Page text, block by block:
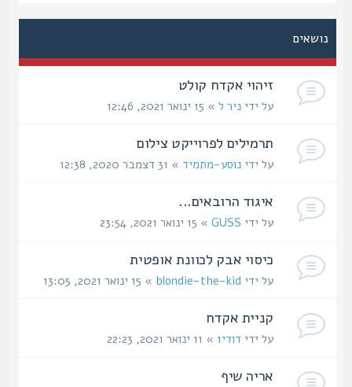
נושאים
זיהוי אקדח קולט
על ידיניר ל » 15 ינואר 2021, 12:46
תרמילים לפרוייקט צילום
על ידינוסע-מתמיד» 31 דצמבר 2020, 12:38
איגוד הרובאים...
על ידיGUSS» 15 ינואר 2021, 23:54
כיסוי אבק לכוונת אופטית
על ידיblondie-the-kid» 15 ינואר 2021, 13:05
קניית אקדח
על ידידודי1 » 11 ינואר 2021, 22:23
אריה שיף